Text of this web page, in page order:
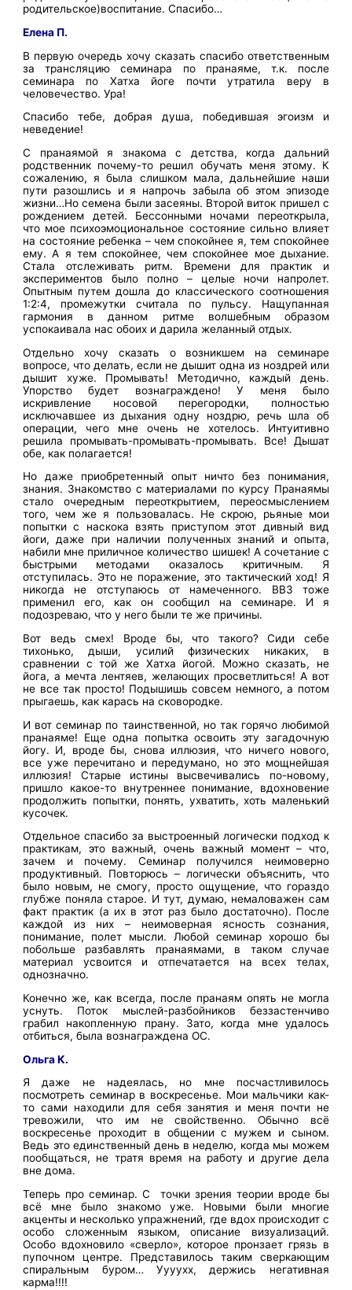
родительское)воспитание. Спасибо…
Елена П.
В первую очередь хочу сказать спасибо ответственным
за трансляцию семинара по пранаяме, т.к. после
семинара по Хатха йоге почти утратила веру в
человечество. Ура!
Спасибо тебе, добрая душа, победившая эгоизм и
неведение!
С пранаямой я знакома с детства, когда дальний
родственник почему-то решил обучать меня этому. К
сожалению, я была слишком мала, дальнейшие наши
пути разошлись и я напрочь забыла об этом эпизоде
жизни…Но семена были засеяны. Второй виток пришел с
рождением детей. Бессонными ночами переоткрыла,
что мое психоэмоциональное состояние сильно влияет
на состояние ребенка – чем спокойнее я, тем спокойнее
ему. А я тем спокойнее, чем спокойнее мое дыхание.
Стала отслеживать ритм. Времени для практик и
экспериментов было полно – целые ночи напролет.
Опытным путем дошла до классического соотношения
1:2:4, промежутки считала по пульсу. Нащупанная
гармония в данном ритме волшебным образом
успокаивала нас обоих и дарила желанный отдых.
Отдельно хочу сказать о возникшем на семинаре
вопросе, что делать, если не дышит одна из ноздрей или
дышит хуже. Промывать! Методично, каждый день.
Упорство будет вознаграждено! У меня было
искривление носовой перегородки, полностью
исключавшее из дыхания одну ноздрю, речь шла об
операции, чего мне очень не хотелось. Интуитивно
решила промывать-промывать-промывать. Все! Дышат
обе, как полагается!
Но даже приобретенный опыт ничто без понимания,
знания. Знакомство с материалами по курсу Пранаямы
стало очередным переоткрытием, переосмыслением
того, чем же я пользовалась. Не скрою, рьяные мои
попытки с наскока взять приступом этот дивный вид
йоги, даже при наличии полученных знаний и опыта,
набили мне приличное количество шишек! А сочетание с
быстрыми методами оказалось критичным. Я
отступилась. Это не поражение, это тактический ход! Я
никогда не отступаюсь от намеченного. ВВЗ тоже
применил его, как он сообщил на семинаре. И я
подозреваю, что у него были те же причины.
Вот ведь смех! Вроде бы, что такого? Сиди себе
тихонько, дыши, усилий физических никаких, в
сравнении с той же Хатха йогой. Можно сказать, не
йога, а мечта лентяев, желающих просветлиться! А вот
не все так просто! Подышишь совсем немного, а потом
прыгаешь, как карась на сковородке.
И вот семинар по таинственной, но так горячо любимой
пранаяме! Еще одна попытка освоить эту загадочную
йогу. И, вроде бы, снова иллюзия, что ничего нового,
все уже перечитано и передумано, но это мощнейшая
иллюзия! Старые истины высвечивались по-новому,
пришло какое-то внутреннее понимание, вдохновение
продолжить попытки, понять, ухватить, хоть маленький
кусочек.
Отдельное спасибо за выстроенный логически подход к
практикам, это важный, очень важный момент – что,
зачем и почему. Семинар получился неимоверно
продуктивный. Повторюсь – логически объяснить, что
было новым, не смогу, просто ощущение, что гораздо
глубже поняла старое. И тут, думаю, немаловажен сам
факт практик (а их в этот раз было достаточно). После
каждой из них – неимоверная ясность сознания,
понимание, полет мысли. Любой семинар хорошо бы
побольше разбавлять пранаямами, в таком случае
материал усвоится и отпечатается на всех телах,
однозначно.
Конечно же, как всегда, после пранаям опять не могла
уснуть. Поток мыслей-разбойников беззастенчиво
грабил накопленную прану. Зато, когда мне удалось
отбиться, была вознаграждена ОС.
Ольга К.
Я даже не надеялась, но мне посчастливилось
посмотреть семинар в воскресенье. Мои мальчики как-
то сами находили для себя занятия и меня почти не
тревожили, что им не свойственно. Обычно всё
воскресенье проходит в общении с мужем и сыном.
Ведь это единственный день в неделю, когда мы можем
пообщаться, не тратя время на работу и другие дела
вне дома.
Теперь про семинар. С точки зрения теории вроде бы
всё мне было знакомо уже. Новыми были многие
акценты и несколько упражнений, где вдох происходит с
особо сложенным языком, описание визуализаций.
Особо вдохновило «сверло», которое пронзает грязь в
пупочном центре. Представилось таким сверкающим
спиральным буром… Уууухх, держись негативная
карма!!!!